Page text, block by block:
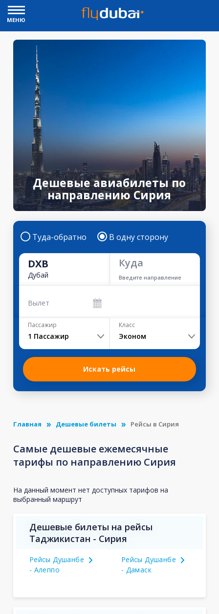
МЕНЮ
Дешевые авиабилеты по
направлению Сирия
Туда-обратно В одну сторону
DXB
Дубай
Куда
Введите направление
Вылет
Пассажир
1 Пассажир
Класс
Эконом
Искать рейсы
Главная Дешевые билеты Рейсы в Сирия
Самые дешевые ежемесячные
тарифы по направлению Сирия
На данный момент нет доступных тарифов на
выбранный маршрут
Дешевые билеты на рейсы
Таджикистан - Сирия
Рейсы Душанбе
- Алеппо
Рейсы Душанбе
- Дамаск